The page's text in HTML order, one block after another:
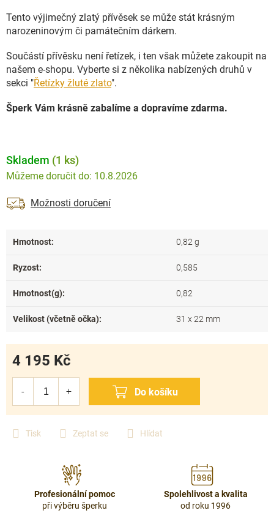
Tento výjimečný zlatý přívěsek se může stát krásným
narozeninovým či památečním dárkem.
Součástí přívěsku není řetízek, i ten však můžete zakoupit na
našem e-shopu. Vyberte si z několika nabízených druhů v
sekci "Řetízky žluté zlato".
Šperk Vám krásně zabalíme a dopravíme zdarma.
Tisk Zeptat se Hlídat
Skladem (1 ks)
10.8.2026
Možnosti doručení
4 195 Kč
Hmotnost: 0,82 g
Ryzost: 0,585
Hmotnost(g): 0,82
Velikost (včetně očka): 31 x 22 mm
Profesionální pomoc
při výběru šperku
Spolehlivost a kvalita
od roku 1996